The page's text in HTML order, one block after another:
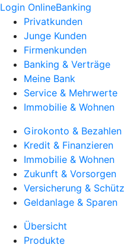
Login OnlineBanking
Privatkunden
Junge Kunden
Firmenkunden
Banking & Verträge
Meine Bank
Service & Mehrwerte
Immobilie & Wohnen
Girokonto & Bezahlen
Kredit & Finanzieren
Immobilie & Wohnen
Zukunft & Vorsorgen
Versicherung &
Geldanlage & Sparen
Übersicht
Produkte